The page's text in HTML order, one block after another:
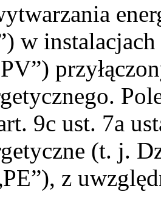
w
9c ust. 7a
(t. j.
z